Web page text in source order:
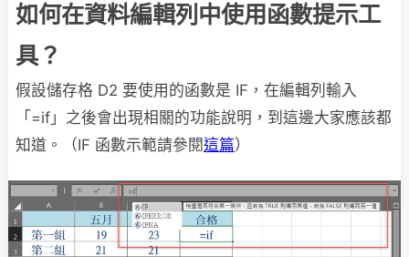
如何在資料編輯列中使用函數提示工
具？
假設儲存格 D2 要使用的函數是 IF，在編輯列輸入
「=if」之後會出現相關的功能說明，到這邊大家應該都
知道。（IF 函數示範請參閱這篇）